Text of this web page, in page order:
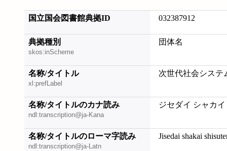
国立国会図書館典拠ID 032387912
典拠種別
skos:inScheme
団体名
名称/タイトル
xl:prefLabel
次世代社会システ
名称/タイトルのカナ読み
ndl:transcription@ja-Kana
ジセダイ シャカ
名称/タイトルのローマ字読み
ndl:transcription@ja-Latn
Jisedai shakai